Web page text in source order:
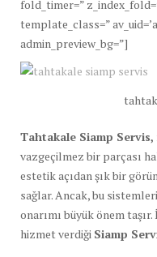
fold_timer=”
template_class=”
admin_preview_bg=”]
Tahtakale Siamp Servis,
vazgeçilmez bir parçası
estetik açıdan şık bir
sağlar. Ancak, bu
onarımı büyük önem
hizmet verdiği Siamp